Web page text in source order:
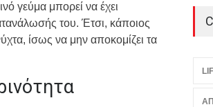
γεύμα μπορεί να έχει
του. Έτσι, κάποιος
ίσως να μην αποκομίζει τα